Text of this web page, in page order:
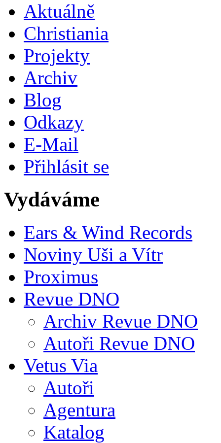
Aktuálně
Christiania
Projekty
Archiv
Blog
Odkazy
E-Mail
Přihlásit se
Vydáváme
Ears & Wind Records
Noviny Uši a Vítr
Proximus
Revue DNO
Archiv Revue DNO
Autoři Revue DNO
Vetus Via
Autoři
Agentura
Katalog